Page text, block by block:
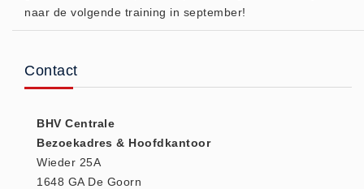
Actie (5)
AED
AED elektroden (18)
Beademings materialen (6)
naar de volgende training in september!
Contact
BHV Centrale
Bezoekadres & Hoofdkantoor
Wieder 25A
1648 GA De Goorn